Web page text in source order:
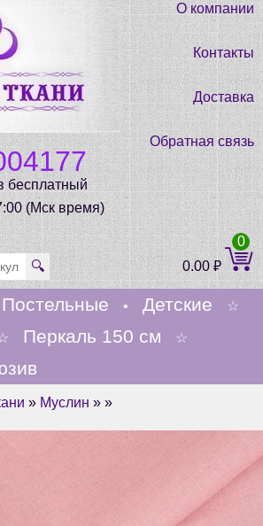
бесплатный
(Мск время)
О компании
Контакты
Доставка
Обратная связь
🔍 0.00₽
0
Постельные • Детские ☆
Перкаль 150 см ☆
» Муслин » »